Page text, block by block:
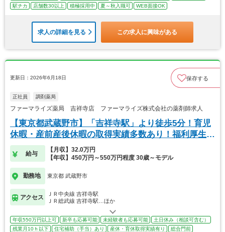
駅チカ
店舗数30以上 積極採用中 夏～秋入職可 WEB面接OK
求人の詳細を見る この求人に興味がある
更新日：2026年6月18日 保存する
正社員 調剤薬局
ファーマライズ薬局 吉祥寺店 ファーマライズ株式会社の薬剤師求人
【東京都武蔵野市】「吉祥寺駅」より徒歩5分！育児
休暇・産前産後休暇の取得実績多数あり！福利厚生充
実◎
給与
【月収】32.0万円
【年収】450万円～550万円程度 30歳～モデル
勤務地 東京都 武蔵野市
アクセス
ＪＲ中央線 吉祥寺駅
ＪＲ総武線 吉祥寺駅…ほか
年収550万円以上可 新卒も応募可能 未経験者も応募可能
土日休み（相談可含む）
残業月10ｈ以下
住宅補助（手当）あり 産休・育休取得実績有り
総合門前